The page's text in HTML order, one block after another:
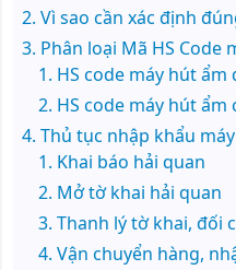
Vì sao cần xác định
Phân loại Mã HS Code
HS code máy hút ẩm
HS code máy hút ẩm
Thủ tục nhập khẩu
Khai báo hải quan
Mở tờ khai hải quan
Thanh lý tờ khai, đối
Vận chuyển hàng,